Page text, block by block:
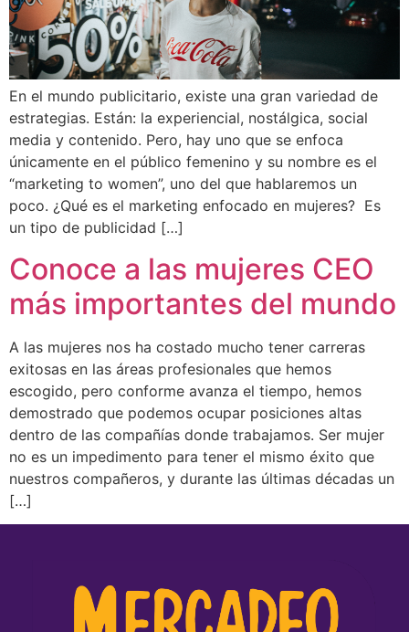
En el mundo publicitario, existe una gran variedad de
estrategias. Están: la experiencial, nostálgica, social
media y contenido. Pero, hay uno que se enfoca
únicamente en el público femenino y su nombre es el
“marketing to women”, uno del que hablaremos un
poco. ¿Qué es el marketing enfocado en mujeres? Es
un tipo de publicidad […]
Conoce a las mujeres CEO
más importantes del mundo
A las mujeres nos ha costado mucho tener carreras
exitosas en las áreas profesionales que hemos
escogido, pero conforme avanza el tiempo, hemos
demostrado que podemos ocupar posiciones altas
dentro de las compañías donde trabajamos. Ser mujer
no es un impedimento para tener el mismo éxito que
nuestros compañeros, y durante las últimas décadas un
[…]